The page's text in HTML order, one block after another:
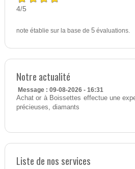
4/5
note établie sur la base de 5évaluations.
Notre actualité
Message : 09-08-2026 - 16:31
Achat or à Boissettes effectue une
précieuses, diamants
Liste de nos services